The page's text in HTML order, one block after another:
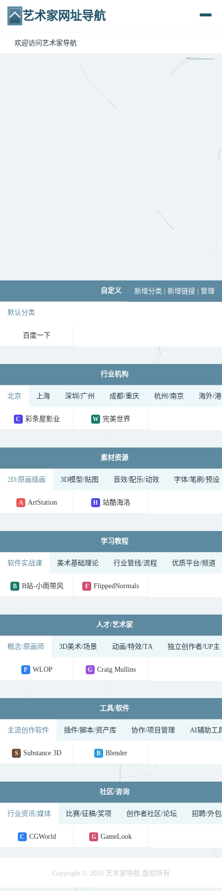
艺术家网址导航
欢迎访问艺术家导航
自定义
默认分类
新增分类 新增链接 管理
百度一下
行业机构
北京 上海 深圳/广州 成都/重庆 杭州/南京 海外/
C 彩条屋影业 W 完美世界
素材资源
2D/原画插画 3D模型/贴图 音效/配乐/动效 字体/笔刷/预设
A ArtStation H 站酷海洛
学习教程
软件实战课 美术基础理论 行业管线/流程 优质平台/频道
B B站-小雨带风 F FlippedNormals
人才/艺术家
概念/原画师 3D美术/场景 动画/特效/TA 独立创作者/UP主
P WLOP G Craig Mullins
工具/软件
主流创作软件 插件/脚本/资产库 协作/项目管理 AI辅助工
S Substance 3D B Blender
社区/咨询
行业资讯/媒体 比赛/征稿/奖项 创作者社区/论坛 招聘/外
C CGWorld G GameLook
Copyright © 2026 艺术家导航 版权所有